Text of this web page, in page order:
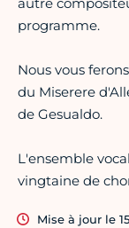
autre
programme.
Nous vous
du Miserere
de Gesualdo.
L'ensemble
vingtaine de
Mise à jour le